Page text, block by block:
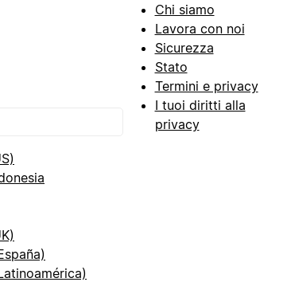
Chi siamo
Lavora con noi
Sicurezza
Stato
Termini e privacy
I tuoi diritti alla
privacy